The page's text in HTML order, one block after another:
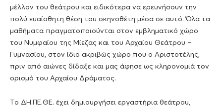
μέλλον του θεάτρου και ειδικότερα να ερευνήσουν την
πολύ ευαίσθητη θέση του σκηνοθέτη μέσα σε αυτό. Όλα τα
μαθήματα πραγματοποιούνται στον εμβληματικό χώρο
του Νυμφαίου της Μίεζας και του Αρχαίου Θεάτρου –
Γυμνασίου, στον ίδιο ακριβώς χώρο που ο Αριστοτέλης,
πριν από αιώνες δίδαξε και μας άφησε ως κληρονομιά τον
ορισμό του Αρχαίου Δράματος.
Το ΔΗ.ΠΕ.ΘΕ. έχει δημιουργήσει εργαστήρια θεάτρου,